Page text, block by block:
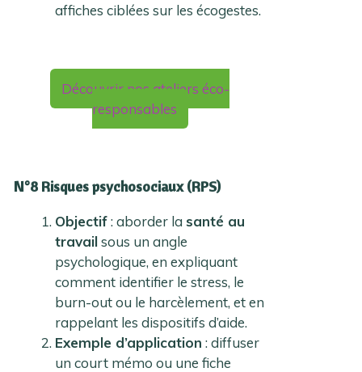
affiches ciblées sur les écogestes.
Découvrir nos ateliers éco-
responsables
N°8 Risques psychosociaux (RPS)
Objectif: aborder lasanté au
travailsous un angle
psychologique, en expliquant
comment identifier le stress, le
burn-out ou le harcèlement, et en
rappelant les dispositifs d’aide.
Exemple d’application : diffuser
un court mémo ou une fiche